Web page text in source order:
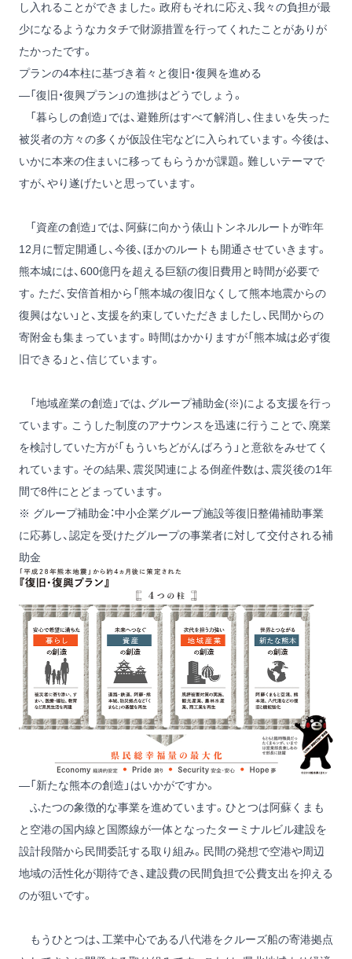
し入れることができました。政府もそれに応え、我々の負担が最
少になるようなカタチで財源措置を行ってくれたことがありが
たかったです。
プランの4本柱に基づき着々と復旧・復興を進める
―「復旧・復興プラン」の進捗はどうでしょう。
「暮らしの創造」では、避難所はすべて解消し、住まいを失った
被災者の方々の多くが仮設住宅などに入られています。今後は、
いかに本来の住まいに移ってもらうかが課題。難しいテーマで
すが、やり遂げたいと思っています。
「資産の創造」では、阿蘇に向かう俵山トンネルルートが昨年
12月に暫定開通し、今後、ほかのルートも開通させていきます。
熊本城には、600億円を超える巨額の復旧費用と時間が必要で
す。ただ、安倍首相から「熊本城の復旧なくして熊本地震からの
復興はない」と、支援を約束していただきましたし、民間からの
寄附金も集まっています。時間はかかりますが「熊本城は必ず復
旧できる」と、信じています。
「地域産業の創造」では、グループ補助金(※)による支援を行っ
ています。こうした制度のアナウンスを迅速に行うことで、廃業
を検討していた方が「もういちどがんばろう」と意欲をみせてく
れています。その結果、震災関連による倒産件数は、震災後の1年
間で8件にとどまっています。
※ グループ補助金：中小企業グループ施設等復旧整備補助事業
に応募し、認定を受けたグループの事業者に対して交付される補
助金
―「新たな熊本の創造」はいかがですか。
ふたつの象徴的な事業を進めています。ひとつは阿蘇くまも
と空港の国内線と国際線が一体となったターミナルビル建設を
設計段階から民間委託する取り組み。民間の発想で空港や周辺
地域の活性化が期待でき、建設費の民間負担で公費支出を抑える
のが狙いです。
もうひとつは、工業中心である八代港をクルーズ船の寄港拠点